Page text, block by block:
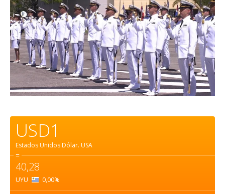
USD1
Estados Unidos Dólar. USA
=
40,28
UYU 0,00%